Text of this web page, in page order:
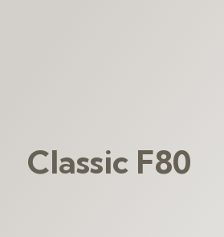
Classic F80